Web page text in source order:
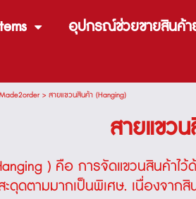
อุปกรณ์ช่วยขายสินค้า
> สายแขวนสินค้า (Hanging)
สายแขว
)คือ การจัดแขวนสินค้าไว้
ดุดตามมากเป็นพิเศษ. เนื่องจาก